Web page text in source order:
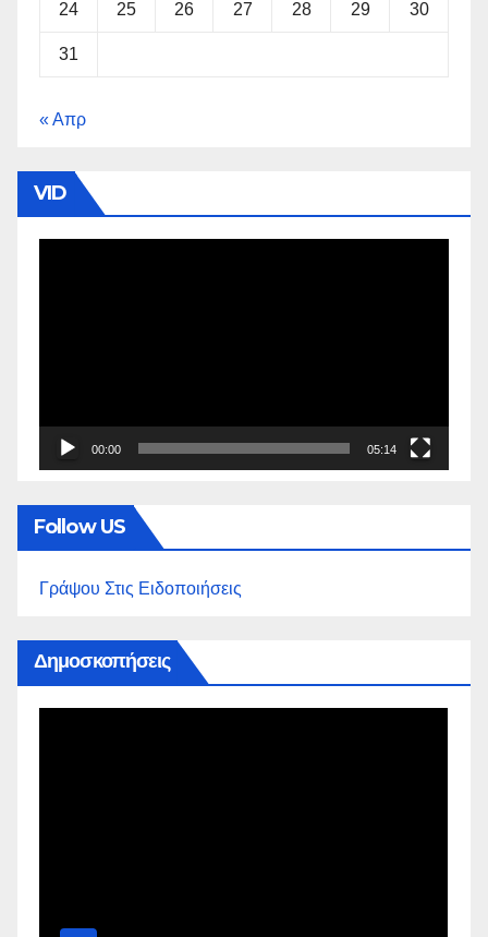
24 25 26 27 28 29 30
31
« Απρ
VID
00:00 05:14
Follow US
Γράψου Στις Ειδοποιήσεις
Δημοσκοπήσεις